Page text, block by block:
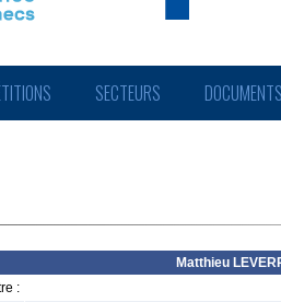
SECTEURS DOCUMENTS
Matthieu
: